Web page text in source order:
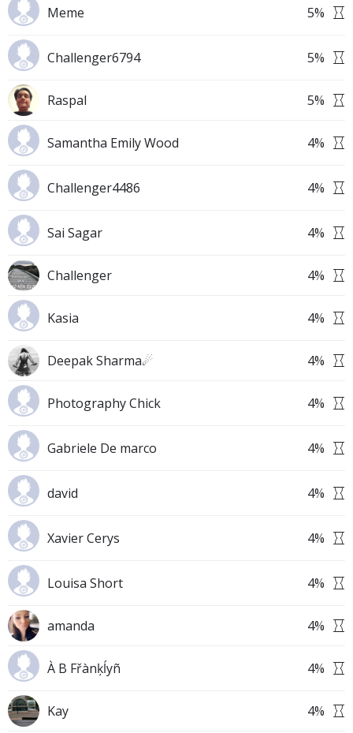
Meme 5%
Challenger6794 5%
Raspal 5%
Samantha Emily Wood 4%
Challenger4486 4%
Sai Sagar 4%
Challenger 4%
Kasia 4%
Deepak Sharma☄ 4%
Photography Chick 4%
Gabriele De marco 4%
david 4%
Xavier Cerys 4%
Louisa Short 4%
amanda 4%
À B Fřànķĺyñ 4%
Kay 4%